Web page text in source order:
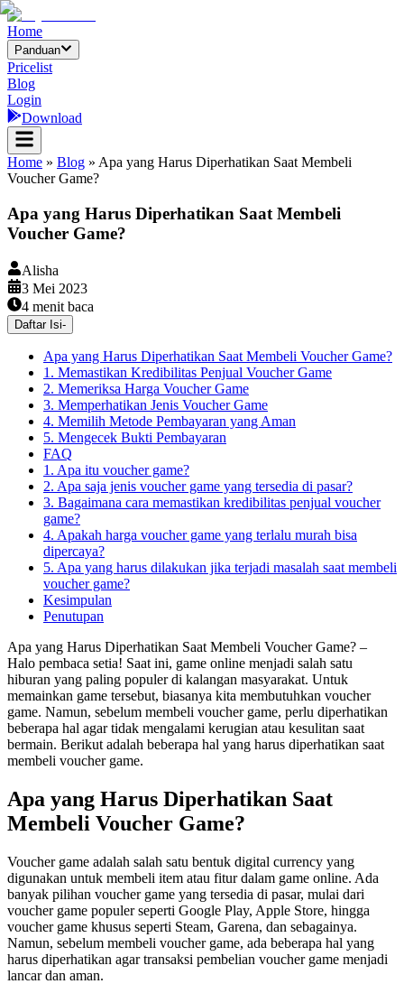
Home
Panduan
Pricelist
Blog
Login
Download
Home » Blog » Apa yang Harus Diperhatikan Saat Membeli
Voucher Game?
Apa yang Harus Diperhatikan Saat Membeli
Voucher Game?
Alisha
3 Mei 2023
4 menit baca
Daftar Isi-
Apa yang Harus Diperhatikan Saat Membeli Voucher Game?
1. Memastikan Kredibilitas Penjual Voucher Game
2. Memeriksa Harga Voucher Game
3. Memperhatikan Jenis Voucher Game
4. Memilih Metode Pembayaran yang Aman
5. Mengecek Bukti Pembayaran
FAQ
1. Apa itu voucher game?
2. Apa saja jenis voucher game yang tersedia di pasar?
3. Bagaimana cara memastikan kredibilitas penjual voucher
game?
4. Apakah harga voucher game yang terlalu murah bisa
dipercaya?
5. Apa yang harus dilakukan jika terjadi masalah saat membeli
voucher game?
Kesimpulan
Penutupan
Apa yang Harus Diperhatikan Saat Membeli Voucher Game? –
Halo pembaca setia! Saat ini, game online menjadi salah satu
hiburan yang paling populer di kalangan masyarakat. Untuk
memainkan game tersebut, biasanya kita membutuhkan voucher
game. Namun, sebelum membeli voucher game, perlu diperhatikan
beberapa hal agar tidak mengalami kerugian atau kesulitan saat
bermain. Berikut adalah beberapa hal yang harus diperhatikan saat
membeli voucher game.
Apa yang Harus Diperhatikan Saat
Membeli Voucher Game?
Voucher game adalah salah satu bentuk digital currency yang
digunakan untuk membeli item atau fitur dalam game online. Ada
banyak pilihan voucher game yang tersedia di pasar, mulai dari
voucher game populer seperti Google Play, Apple Store, hingga
voucher game khusus seperti Steam, Garena, dan sebagainya.
Namun, sebelum membeli voucher game, ada beberapa hal yang
harus diperhatikan agar transaksi pembelian voucher game menjadi
lancar dan aman.